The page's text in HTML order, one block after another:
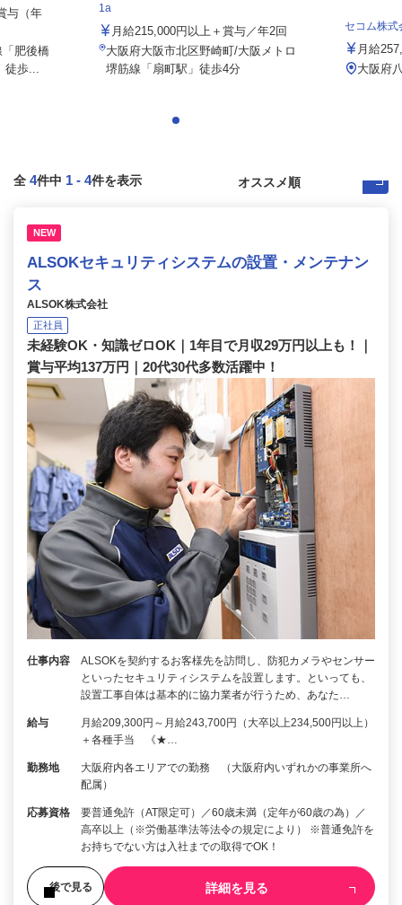
与（年
肥後橋
歩...
1a
月給215,000円以上＋賞与／年2回
大阪府大阪市北区野崎町/大阪メトロ
堺筋線「扇町駅」徒歩4分
セコム株式
月給
大阪府
全 4件中 1 - 4件を表示
NEW
ALSOKセキュリティシステムの設置・メンテナン
ス
ALSOK株式会社
正社員
未経験OK・知識ゼロOK｜1年目で月収29万円以上も！｜
賞与平均137万円｜20代30代多数活躍中！
仕事内容
ALSOKを契約するお客様先を訪問し、防犯カメラやセンサー
といったセキュリティシステムを設置します。といっても、
設置工事自体は基本的に協力業者が行うため、あなた…
給与
月給209,300円～月給243,700円（大卒以上234,500円以上）
＋各種手当 《★…
勤務地
大阪府内各エリアでの勤務 （大阪府内いずれかの事業所へ
配属）
応募資格
要普通免許（AT限定可）／60歳未満（定年が60歳の為）／
高卒以上（※労働基準法等法令の規定により） ※普通免許を
お持ちでない方は入社までの取得でOK！
後で見る 詳細を見る